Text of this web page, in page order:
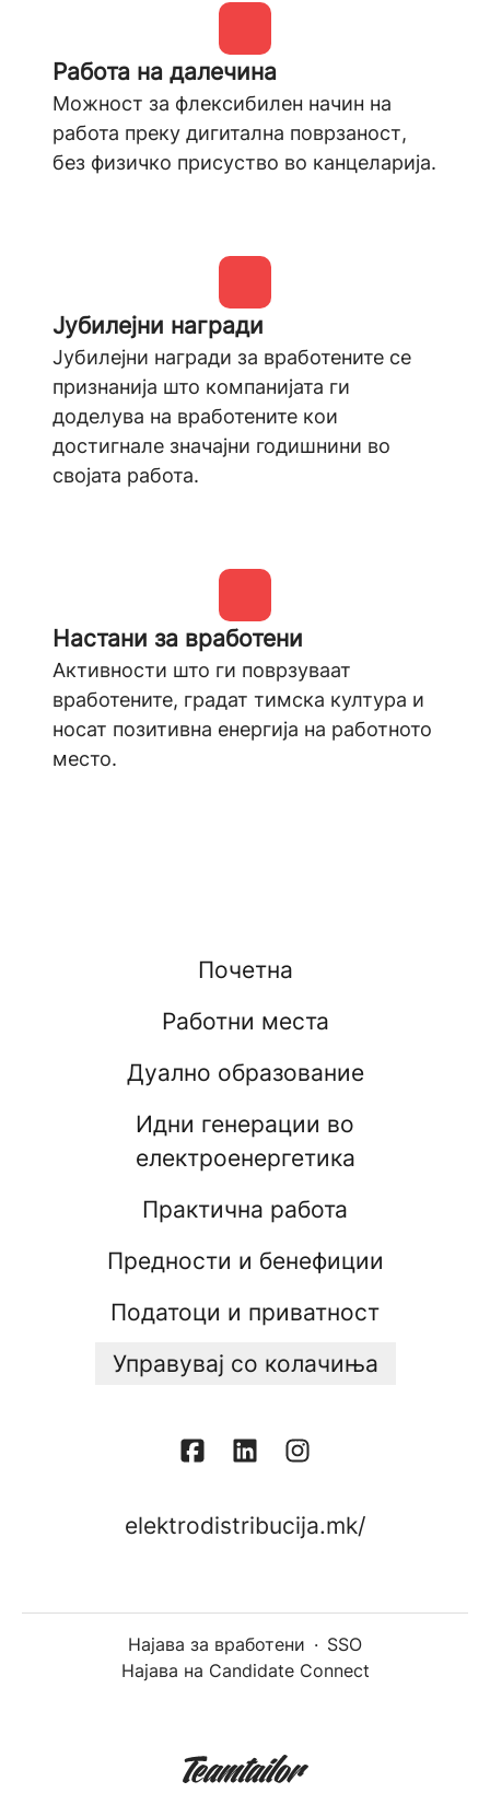
Работа на далечина
Можност за флексибилен начин на
работа преку дигитална поврзаност,
без физичко присуство во канцеларија.
Јубилејни награди
Јубилејни награди за вработените се
признанија што компанијата ги
доделува на вработените кои
достигнале значајни годишнини во
својата работа.
Настани за вработени
Активности што ги поврзуваат
вработените, градат тимска култура и
носат позитивна енергија на работното
место.
Почетна
Работни места
Дуално образование
Идни генерации во
електроенергетика
Практична работа
Предности и бенефиции
Податоци и приватност
Управувај со колачиња
elektrodistribucija.mk/
Најава за вработени · SSO
Најава на Candidate Connect